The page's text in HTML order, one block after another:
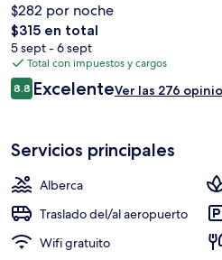
nocturno, su club infantil gratis y su
$282 por noche
El
precio
total
es
de
$315 en total
5 sept - 6 sept
Total con impuestos y cargos
Opiniones
8.88.8 de 10,
ExcelenteVer las 276
Servicios principales
Alberca
Traslado del/al aeropuerto
Wifi gratuito